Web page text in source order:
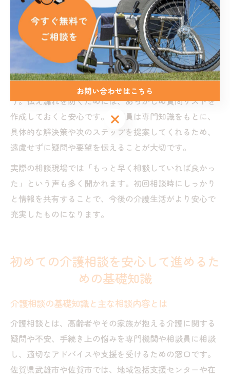
体的に伝えることが成功のカギです。例えば「どのよう
な介護が必要か」「日常生活で困っていること」「家族
がどの程度サポートできるか」など、詳細な状況説明が
適切なアドバイスにつながります。
また、今後希望する生活スタイルや利用したいサービ
ス、費用面での心配事なども率直に相談員へ伝えましょ
う。伝え漏れを防ぐためには、あらかじめ質問リストを
作成しておくと安心です。相談員は専門知識をもとに、
具体的な解決策や次のステップを提案してくれるため、
遠慮せずに疑問や要望を伝えることが大切です。
実際の相談現場では「もっと早く相談していれば良かっ
た」という声も多く聞かれます。初回相談時にしっかり
と情報を共有することで、今後の介護生活がより安心で
充実したものになります。
初めての介護相談を安心して進めるた
めの基礎知識
介護相談の基礎知識と主な相談内容とは
介護相談とは、高齢者やその家族が抱える介護に関する
疑問や不安、手続き上の悩みを専門機関や相談員に相談
し、適切なアドバイスや支援を受けるための窓口です。
佐賀県武雄市や佐賀市では、地域包括支援センターや在
お問い合わせはこちら
お問い合わせはこちら